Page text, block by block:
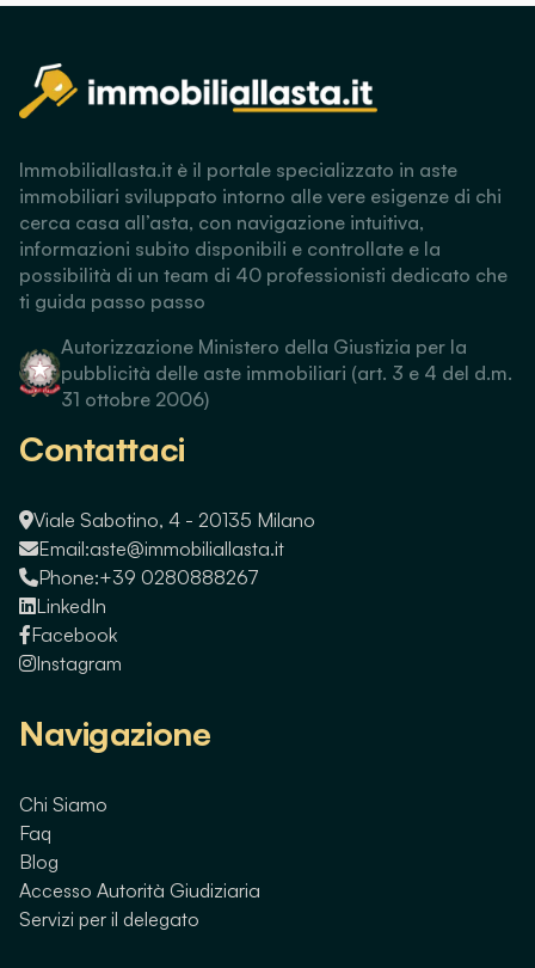
Immobiliallasta.it è il portale specializzato in aste
immobiliari sviluppato intorno alle vere esigenze di chi
cerca casa all’asta, con navigazione intuitiva,
informazioni subito disponibili e controllate e la
possibilità di un team di 40 professionisti dedicato che
ti guida passo passo
Autorizzazione Ministero della Giustizia per la
pubblicità delle aste immobiliari (art. 3 e 4 del d.m.
31 ottobre 2006)
Contattaci
Viale Sabotino, 4 - 20135 Milano
Email:aste@immobiliallasta.it
Phone:+39 0280888267
LinkedIn
Facebook
Instagram
Navigazione
Chi Siamo
Faq
Blog
Accesso Autorità Giudiziaria
Servizi per il delegato